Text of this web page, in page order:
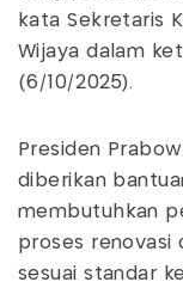
kata Sekretaris
Wijaya dalam
(6/10/2025).
Presiden
diberikan
membutuhkan
proses renovasi
sesuai standar